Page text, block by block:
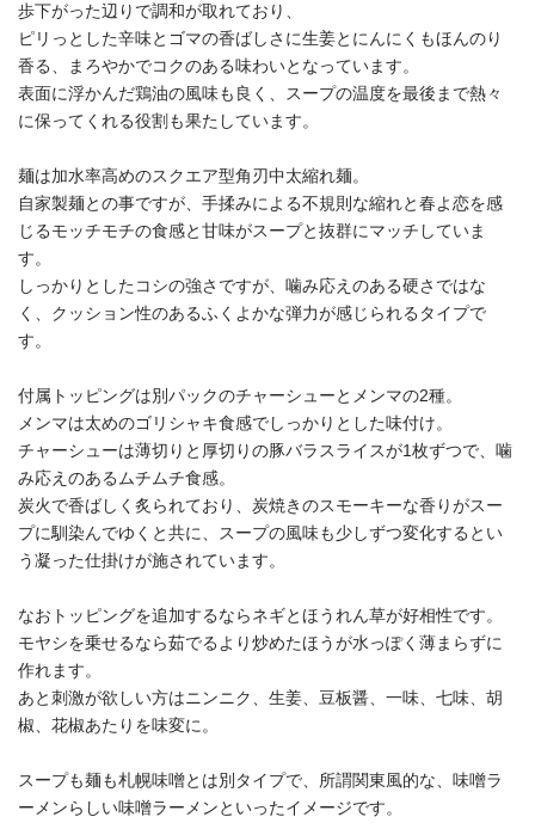
歩下がった辺りで調和が取れており、
ピリっとした辛味とゴマの香ばしさに生姜とにんにくもほんのり
香る、まろやかでコクのある味わいとなっています。
表面に浮かんだ鶏油の風味も良く、スープの温度を最後まで熱々
に保ってくれる役割も果たしています。
麺は加水率高めのスクエア型角刃中太縮れ麺。
自家製麺との事ですが、手揉みによる不規則な縮れと春よ恋を感
じるモッチモチの食感と甘味がスープと抜群にマッチしていま
す。
しっかりとしたコシの強さですが、噛み応えのある硬さではな
く、クッション性のあるふくよかな弾力が感じられるタイプで
す。
付属トッピングは別パックのチャーシューとメンマの2種。
メンマは太めのゴリシャキ食感でしっかりとした味付け。
チャーシューは薄切りと厚切りの豚バラスライスが1枚ずつで、噛
み応えのあるムチムチ食感。
炭火で香ばしく炙られており、炭焼きのスモーキーな香りがスー
プに馴染んでゆくと共に、スープの風味も少しずつ変化するとい
う凝った仕掛けが施されています。
なおトッピングを追加するならネギとほうれん草が好相性です。
モヤシを乗せるなら茹でるより炒めたほうが水っぽく薄まらずに
作れます。
あと刺激が欲しい方はニンニク、生姜、豆板醤、一味、七味、胡
椒、花椒あたりを味変に。
スープも麺も札幌味噌とは別タイプで、所謂関東風的な、味噌ラ
ーメンらしい味噌ラーメンといったイメージです。